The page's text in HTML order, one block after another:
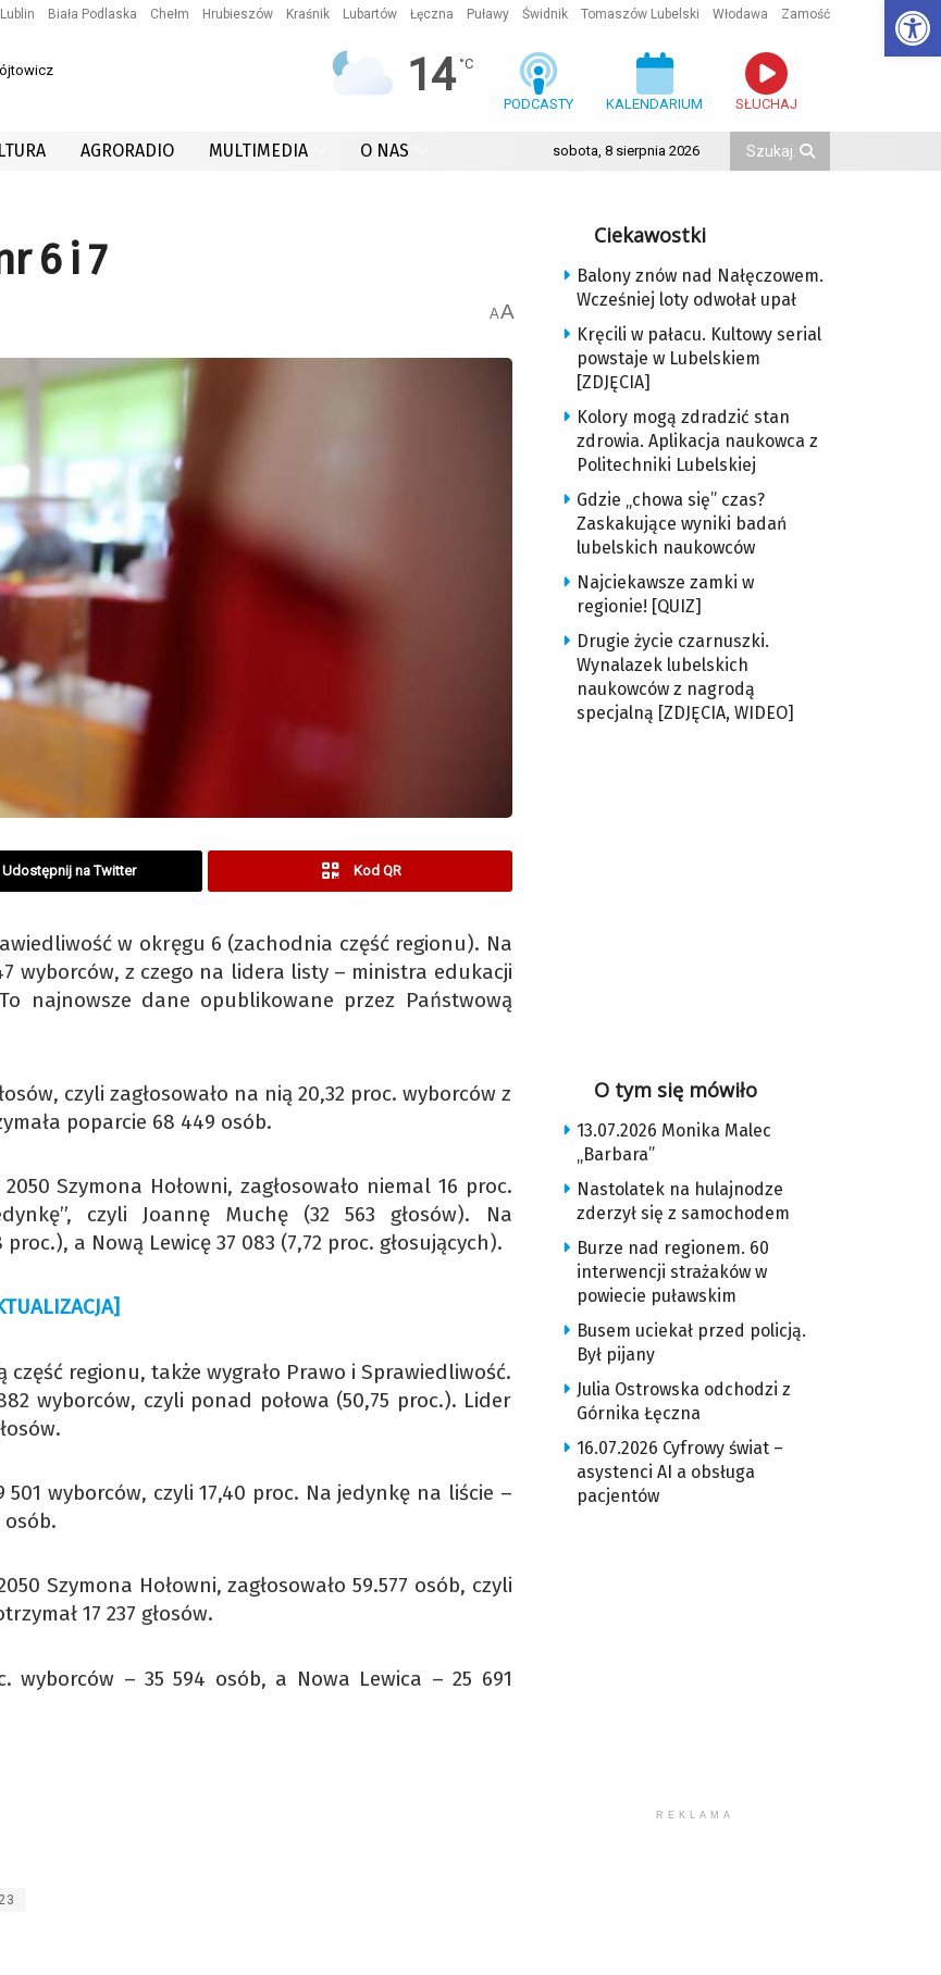
Lublin Biała Podlaska Chełm Hrubieszów Kraśnik Lubartów Łęczna Puławy Świdnik Tomaszów Lubelski Włodawa Zamość
14 °C
PODCASTY KALENDARIUM SŁUCHAJ
AGRORADIO MULTIMEDIA O NAS sobota, 8 sierpnia 2026
6 i 7
AA
Udostępnij na Twitter Kod QR
w okręgu 6 (zachodnia część regionu). Na
wyborców, z czego na lidera listy – ministra edukacji
najnowsze dane opublikowane przez Państwową
czyli zagłosowało na nią 20,32 proc. wyborców z
poparcie 68 449 osób.
Szymona Hołowni, zagłosowało niemal 16 proc.
czyli Joannę Muchę (32 563 głosów). Na
a Nową Lewicę 37 083 (7,72 proc. głosujących).
regionu, także wygrało Prawo i Sprawiedliwość.
wyborców, czyli ponad połowa (50,75 proc.). Lider
wyborców, czyli 17,40 proc. Na jedynkę na liście –
osób.
Szymona Hołowni, zagłosowało 59.577 osób, czyli
17 237 głosów.
wyborców – 35 594 osób, a Nowa Lewica – 25 691
Ciekawostki
Balony znów nad Nałęczowem.
Wcześniej loty odwołał upał
Kręcili w pałacu. Kultowy serial
powstaje w Lubelskiem
[ZDJĘCIA]
Kolory mogą zdradzić stan
zdrowia. Aplikacja naukowca z
Politechniki Lubelskiej
Gdzie „chowa się” czas?
Zaskakujące wyniki badań
lubelskich naukowców
Najciekawsze zamki w
regionie! [QUIZ]
Drugie życie czarnuszki.
Wynalazek lubelskich
naukowców z nagrodą
specjalną [ZDJĘCIA, WIDEO]
O tym się mówiło
13.07.2026 Monika Malec
„Barbara”
Nastolatek na hulajnodze
zderzył się z samochodem
Burze nad regionem. 60
interwencji strażaków w
powiecie puławskim
Busem uciekał przed policją.
Był pijany
Julia Ostrowska odchodzi z
Górnika Łęczna
16.07.2026 Cyfrowy świat –
asystenci AI a obsługa
pacjentów
REKLAMA